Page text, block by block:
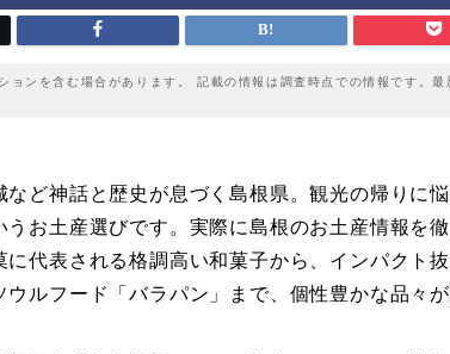
ョンを含む場合があります。 記載の情報は調査時点での情報です。最
など神話と歴史が息づく島根県。観光の帰りに
お土産選びです。実際に島根のお土産情報を
に代表される格調高い和菓子から、インパクト
ウルフード「バラパン」まで、個性豊かな品々が